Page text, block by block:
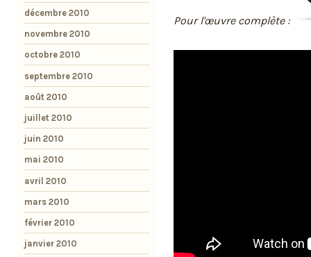
Pour l'œuvre complète :
décembre 2010
novembre 2010
octobre 2010
septembre 2010
août 2010
juillet 2010
juin 2010
mai 2010
avril 2010
mars 2010
février 2010
janvier 2010